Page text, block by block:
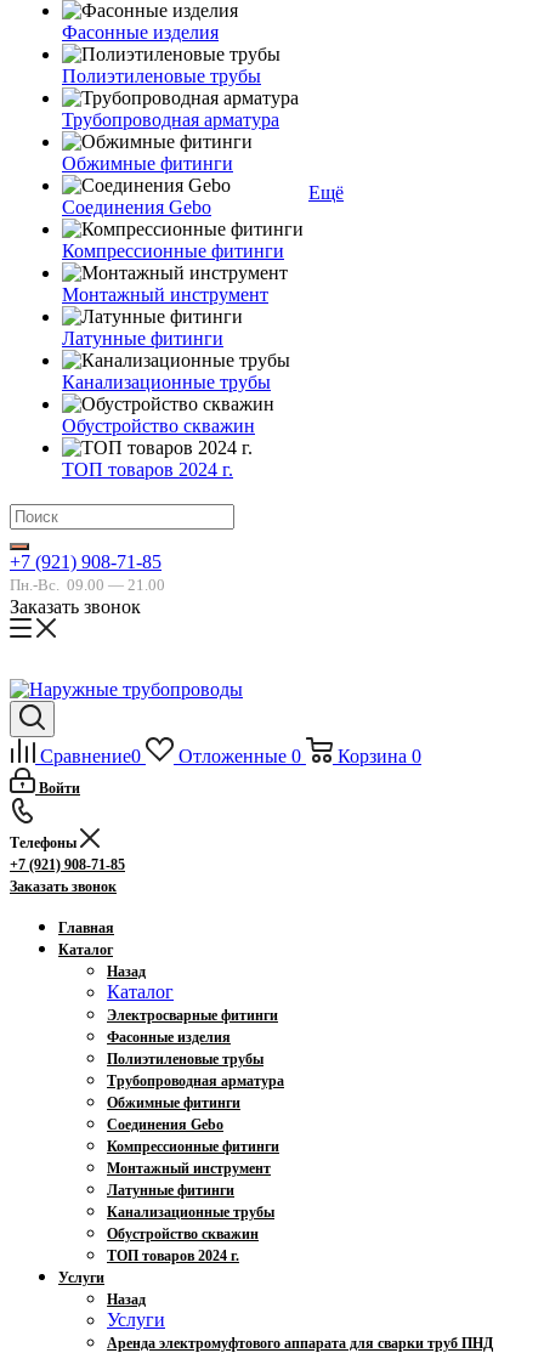
Фасонные изделия
Полиэтиленовые трубы
Трубопроводная арматура
Обжимные фитинги
Соединения Gebo
Компрессионные фитинги
Монтажный инструмент
Латунные фитинги
Канализационные трубы
Обустройство скважин
ТОП товаров 2024 г.
Ещё
+7 (921) 908-71-85
Пн.-Вс. 09.00 — 21.00
Заказать звонок
Сравнение0 Отложенные 0 Корзина 0
Войти
Телефоны
+7 (921) 908-71-85
Заказать звонок
Главная
Каталог
Назад
Каталог
Электросварные фитинги
Фасонные изделия
Полиэтиленовые трубы
Трубопроводная арматура
Обжимные фитинги
Соединения Gebo
Компрессионные фитинги
Монтажный инструмент
Латунные фитинги
Канализационные трубы
Обустройство скважин
ТОП товаров 2024 г.
Услуги
Назад
Услуги
Аренда электромуфтового аппарата для сварки труб ПНД